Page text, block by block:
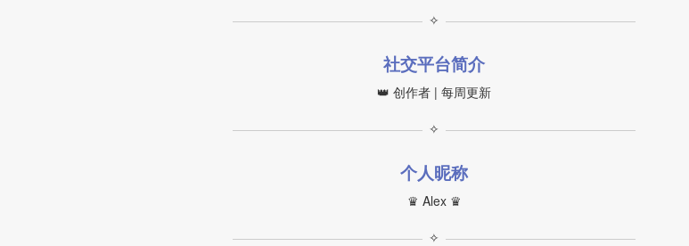
✧
社交平台简介
👑 创作者 | 每周更新
✧
个人昵称
♛ Alex ♛
✧